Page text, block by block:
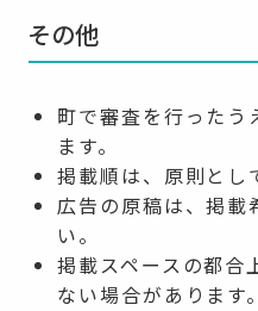
その他
町で審査を行ったう
ます。
掲載順は、原則とし
広告の原稿は、掲載
い。
掲載スペースの都合
ない場合があります。